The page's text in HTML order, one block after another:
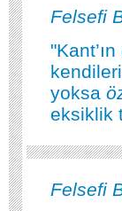
Felsefi
yoksa
eksiklik
Felsefi